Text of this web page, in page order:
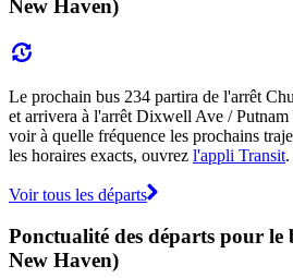
New Haven)
Le prochain bus 234 partira de l'arrêt
et arrivera à l'arrêt Dixwell Ave /
voir à quelle fréquence les prochains
les horaires exacts, ouvrez l'appli Transit.
Voir tous les départs
Ponctualité des départs pour
New Haven)